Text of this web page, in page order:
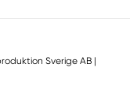
Sverige AB|